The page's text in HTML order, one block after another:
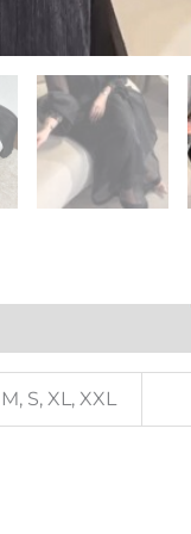
S, XL, XXL